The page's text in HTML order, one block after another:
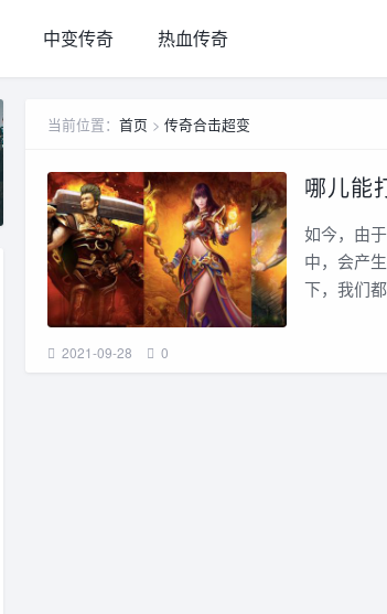
中变传奇 热血传奇
当前位置： 首页 > 传奇合击超变
哪儿能
如今，由
中，会产
下，我们
2021-09-28 0